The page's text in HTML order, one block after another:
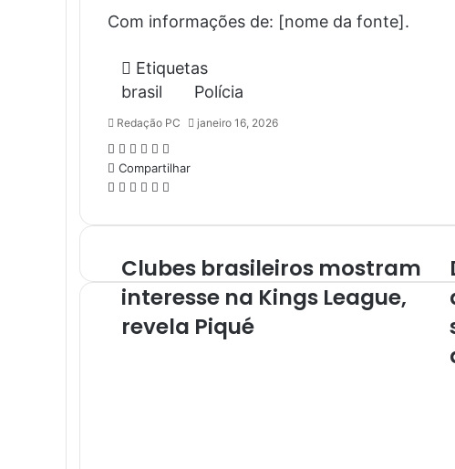
Com informações de: [nome da fonte].
Etiquetas
brasil
Polícia
Redação PC janeiro 16, 2026
Facebook
X Linkedin
Pinterest
WhatsApp
Compartilhar
Facebook
X Linkedin
Pinterest
WhatsApp
Clubes brasileiros mostram
interesse na Kings League,
revela Piqué